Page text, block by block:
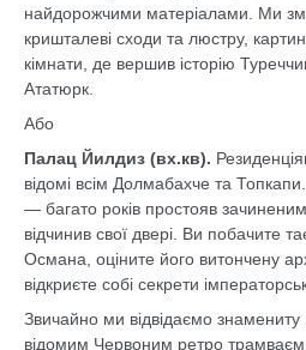
найдорожчими матеріалами. Ми
кришталеві сходи та люстру,
кімнати, де вершив історію
Ататюрк.
Або
Палац Йилдиз (вх.кв).
відомі всім Долмабахче та
— багато років простояв
відчинив свої двері. Ви побачите
Османа, оціните його витончену
відкриєте собі секрети
Звичайно ми відвідаємо знамениту
відомим Червоним ретро